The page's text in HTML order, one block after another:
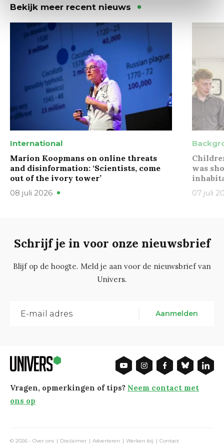
Bekijk meer recent nieuws
International
Marion Koopmans on online threats
and disinformation: ‘Scientists, come
out of the ivory tower’
08 juli 2026
was
07 juli
Schrijf je in voor onze nieuwsbrief
Blijf op de hoogte. Meld je aan voor de nieuwsbrief van
Univers.
Aanmelden
Vragen, opmerkingen of tips? Neem contact met
ons op
© 2026 - Over ons Disclaimer Adverteren Werken bij Contact